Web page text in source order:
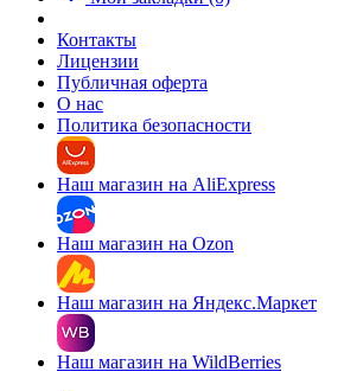
Контакты
Лицензии
Публичная оферта
О нас
Политика безопасности
Наш магазин на AliExpress
Наш магазин на Ozon
Наш магазин на Яндекс.Маркет
Наш магазин на WildBerries